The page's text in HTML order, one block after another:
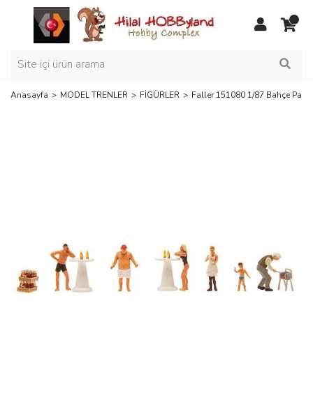
Anasayfa MODEL TRENLER FİGÜRLER Faller 151080 1/87 Bahçe